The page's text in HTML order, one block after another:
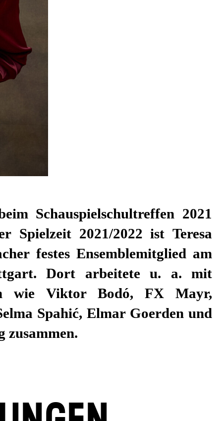
Schauspielschultreffen 2021
Spielzeit 2021/2022 ist Teresa
festes Ensemblemitglied am
Dort arbeitete u. a. mit
wie Viktor Bodó, FX Mayr,
Spahić, Elmar Goerden und
zusammen.